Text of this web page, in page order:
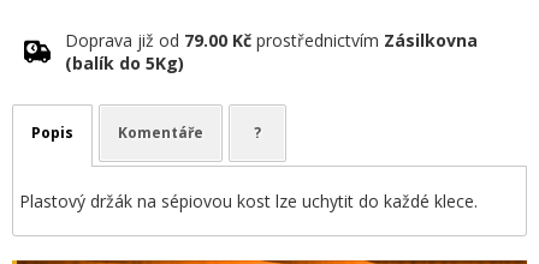
Doprava již od 79.00 Kč prostřednictvím Zásilkovna
(balík do 5Kg)
Popis Komentáře ?
Plastový držák na sépiovou kost lze uchytit do každé klece.